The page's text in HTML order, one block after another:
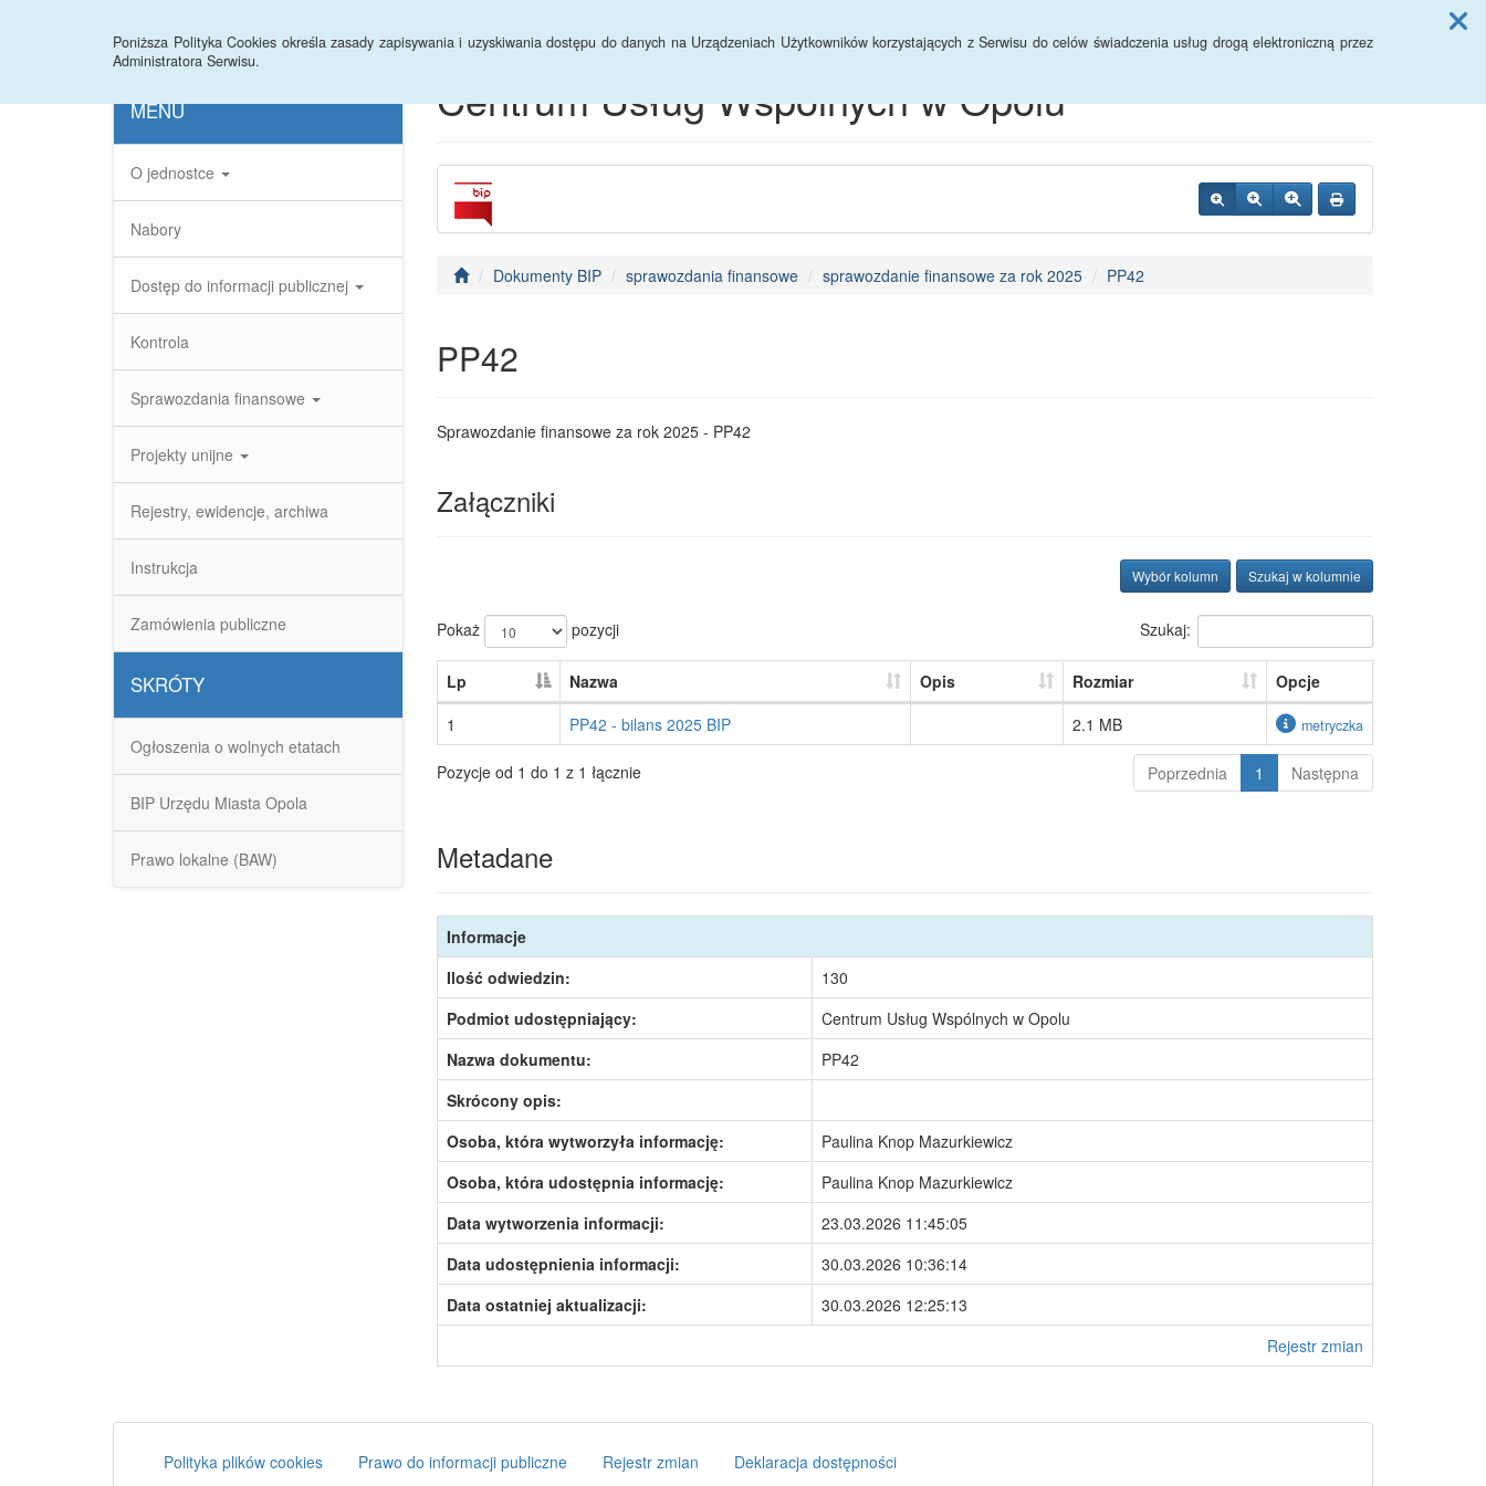
Poniższa Polityka Cookies określa zasady zapisywania i uzyskiwania dostępu do danych na Urządzeniach Użytkowników korzystających z Serwisu do celów świadczenia usług drogą elektroniczną przez
Administratora Serwisu.
MENU
O jednostce
Nabory
Dostęp do informacji publicznej
Kontrola
Sprawozdania finansowe
Projekty unijne
Rejestry, ewidencje, archiwa
Instrukcja
Zamówienia publiczne
SKRÓTY
Ogłoszenia o wolnych etatach
BIP Urzędu Miasta Opola
Prawo lokalne (BAW)
Centrum Usług Wspólnych w Opolu
Dokumenty BIP sprawozdania finansowe sprawozdanie finansowe za rok 2025 PP42
PP42
Sprawozdanie finansowe za rok 2025 - PP42
Załączniki
Szukaj w kolumnie
Wybór kolumn
Pokaż pozycji Szukaj:
Lp Nazwa Opis Rozmiar
Opcje
1
PP42 - bilans 2025 BIP 2.1 MB metryczka
Pozycje od 1 do 1 z 1 łącznie Poprzednia 1 Następna
Metadane
Informacje
Ilość odwiedzin:
130
Podmiot udostępniający:
Centrum Usług Wspólnych w Opolu
Nazwa dokumentu:
PP42
Skrócony opis:
Osoba, która wytworzyła informację:
Paulina Knop Mazurkiewicz
Osoba, która udostępnia informację:
Paulina Knop Mazurkiewicz
Data wytworzenia informacji:
23.03.2026 11:45:05
Data udostępnienia informacji:
30.03.2026 10:36:14
Data ostatniej aktualizacji:
30.03.2026 12:25:13
Rejestr zmian
Polityka plików cookies Prawo do informacji publiczne Rejestr zmian Deklaracja dostępności